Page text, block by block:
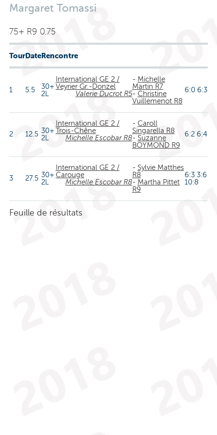
Margaret Tomassi
75+ R9 0.75
TourDateRencontre
1 5.5
30+
2L
International GE 2 /
Veyrier Gr.-Donzel
Valerie Ducrot R5
- Michelle
Martin R7
- Christine
Vuillemenot R8
6:0 6:3
2 12.5 30+
2L
International GE 2 /
Trois-Chêne
Michelle Escobar R8
- Caroll
Singarella R8
- Suzanne
BOYMOND R9
6:2 6:4
3 27.5 30+
2L
International GE 2 /
Carouge
Michelle Escobar R8
- Sylvie Matthes
R8
- Martha Pittet
R9
6:3 3:6
10:8
Feuille de résultats